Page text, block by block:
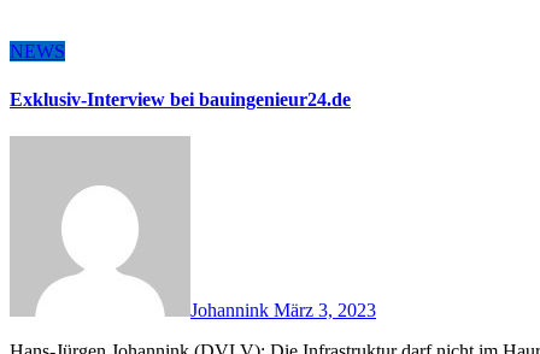
NEWS
Exklusiv-Interview bei bauingenieur24.de
Johannink März 3, 2023